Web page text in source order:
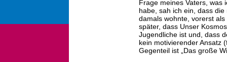
Frage meines Vaters, was
habe, sah ich ein, dass
damals wohnte, vorerst
später, dass Unser
Jugendliche ist und, dass
kein motivierender Ansatz
Gegenteil ist „Das große